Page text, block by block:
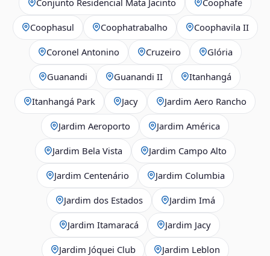
Coophasul Coophatrabalho Coophavila II
Coronel Antonino Cruzeiro Glória
Guanandi Guanandi II Itanhangá
Itanhangá Park Jacy Jardim Aero Rancho
Jardim Aeroporto Jardim América
Jardim Bela Vista Jardim Campo Alto
Jardim Centenário Jardim Columbia
Jardim dos Estados Jardim Imá
Jardim Itamaracá Jardim Jacy
Jardim Jóquei Club Jardim Leblon